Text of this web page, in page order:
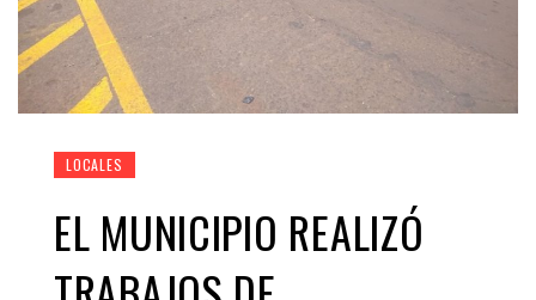
LOCALES
EL MUNICIPIO REALIZÓ